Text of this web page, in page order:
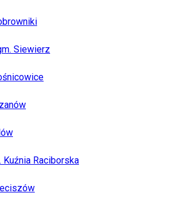
Siewierz
Kuźnia Raciborska